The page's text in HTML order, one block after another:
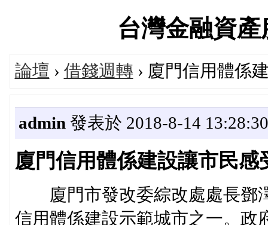
台灣金融資
論壇 › 借錢週轉 › 廈門信用體係
admin 發表於 2018-8-14 13:28:30
廈門信用體係建設讓市民感
廈門市發改委綜改處處長鄧
信用體係建設示範城市之一。政